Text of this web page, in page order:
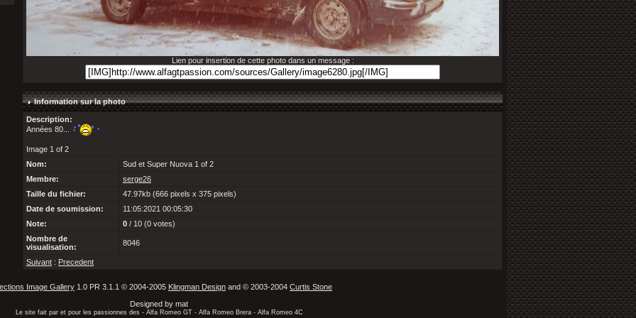
Lien pour insertion de cette photo dans un message :
Information sur la photo
Description:
Années 80...
Image 1 of 2
Nom:
Sud et Super Nuova 1 of 2
Membre:
serge26
Taille du fichier:
47.97kb (666 pixels x 375 pixels)
Date de soumission:
11:05:2021 00:05:30
Note:
0 / 10 (0 votes)
Nombre de
visualisation:
8046
Suivant : Precedent
Image Gallery 1.0 PR 3.1.1 © 2004-2005 Klingman Design and © 2003-2004 Curtis Stone
Designed by mat
Le site fait par et pour les passionnes des - Alfa Romeo GT - Alfa Romeo Brera - Alfa Romeo 4C